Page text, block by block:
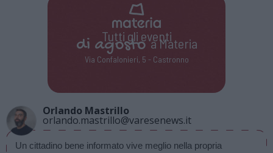
Tutti gli eventi
di agostoa Materia
Via Confalonieri, 5 - Castronno
Orlando Mastrillo
orlando.mastrillo@varesenews.it
Un cittadino bene informato vive meglio nella propria